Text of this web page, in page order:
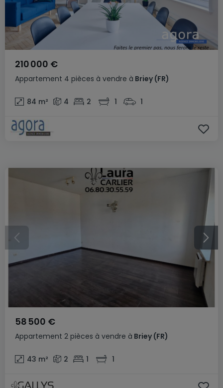
Appartement 4 pièces à vendre à Briey (FR)
210 000 €
84 m² 4 2 1 1
Appartement 2 pièces à vendre à Briey (FR)
58 500 €
43 m² 2 1 1